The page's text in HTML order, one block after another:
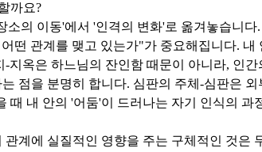
까요?
소의 이동'에서 '인격의 변화'로 옮겨놓습니다.
떤 관계를 맺고 있는가"가 중요해집니다. 내
-지옥은 하느님의 잔인함 때문이 아니라, 인간
점을 분명히 합니다. 심판의 주체 -심판은 외
때 내 안의 '어둠'이 드러나는 자기 인식의 과
관계에 실질적인 영향을 주는 구체적인 것은